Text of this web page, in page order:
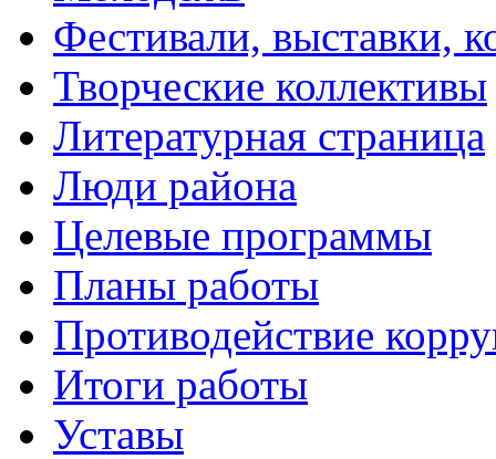
Фестивали, выставки,
Творческие коллективы
Литературная страница
Люди района
Целевые программы
Планы работы
Противодействие
Итоги работы
Уставы